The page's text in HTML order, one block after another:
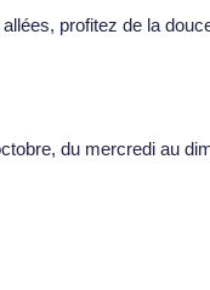
profitez de la
du mercredi au